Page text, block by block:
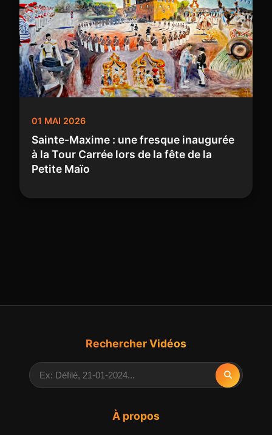
01 MAI 2026
Sainte-Maxime : une fresque inaugurée
à la Tour Carrée lors de la fête de la
Petite Maïo
À propos
Rechercher Vidéos